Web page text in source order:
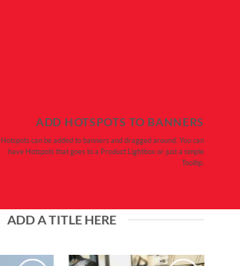
ADD HOTSPOTS TO BANNERS
Hotspots can be added to banners and dragged around. You can
have Hotspots that goes to a Product Lightbox or just a simple
Tooltip.
ADD A TITLE HERE